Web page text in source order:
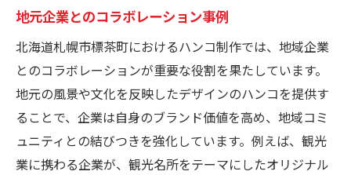
地元企業とのコラボレーション事例
北海道札幌市標茶町におけるハンコ制作では、地域企業
とのコラボレーションが重要な役割を果たしています。
地元の風景や文化を反映したデザインのハンコを提供す
ることで、企業は自身のブランド価値を高め、地域コミ
ュニティとの結びつきを強化しています。例えば、観光
業に携わる企業が、観光名所をテーマにしたオリジナル